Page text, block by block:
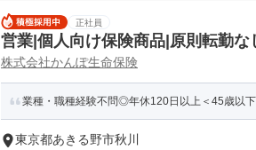
正社員
営業|個人向け保険商品|原則転勤
株式会社かんぽ生命保険
業種・職種経験不問◎年休120日以上＜45歳以下
東京都あきる野市秋川